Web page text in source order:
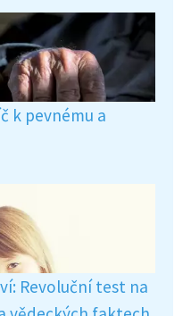
k pevnému a
Revoluční test na